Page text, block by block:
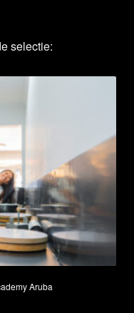
selectie:
Aruba